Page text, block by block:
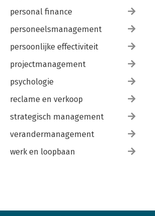
personal finance
personeelsmanagement
persoonlijke effectiviteit
projectmanagement
psychologie
reclame en verkoop
strategisch management
verandermanagement
werk en loopbaan